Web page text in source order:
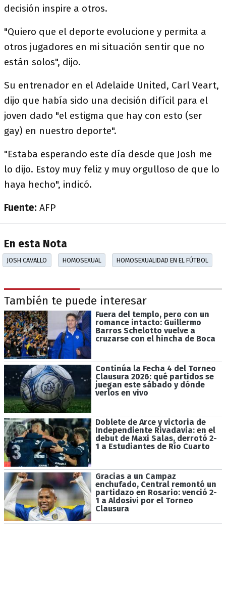
decisión inspire a otros.
"Quiero que el deporte evolucione y permita a
otros jugadores en mi situación sentir que no
están solos", dijo.
Su entrenador en el Adelaide United, Carl Veart,
dijo que había sido una decisión difícil para el
joven dado "el estigma que hay con esto (ser
gay) en nuestro deporte".
"Estaba esperando este día desde que Josh me
lo dijo. Estoy muy feliz y muy orgulloso de que lo
haya hecho", indicó.
Fuente: AFP
En esta Nota
JOSH CAVALLO HOMOSEXUAL HOMOSEXUALIDAD EN EL FÚTBOL
También te puede interesar
Fuera del templo, pero con un
romance intacto: Guillermo
Barros Schelotto vuelve a
cruzarse con el hincha de Boca
Continúa la Fecha 4 del Torneo
Clausura 2026: qué partidos se
juegan este sábado y dónde
verlos en vivo
Doblete de Arce y victoria de
Independiente Rivadavia: en el
debut de Maxi Salas, derrotó 2-
1 a Estudiantes de Río Cuarto
Gracias a un Campaz
enchufado, Central remontó un
partidazo en Rosario: venció 2-
1 a Aldosivi por el Torneo
Clausura